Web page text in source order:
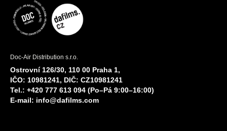
Doc-Air Distribution s.r.o.
Ostrovní 126/30, 110 00 Praha 1,
IČO: 10981241, DIČ: CZ10981241
Tel.: +420 777 613 094 (Po–Pá 9:00–16:00)
E-mail: info@dafilms.com